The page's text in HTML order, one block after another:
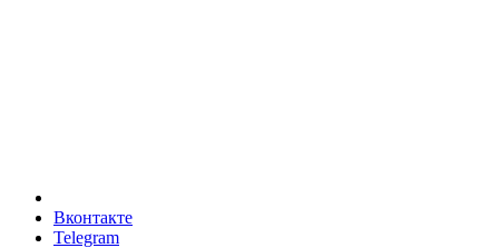
Вконтакте
Telegram